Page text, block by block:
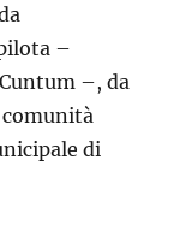
–
–, da
comunità
di